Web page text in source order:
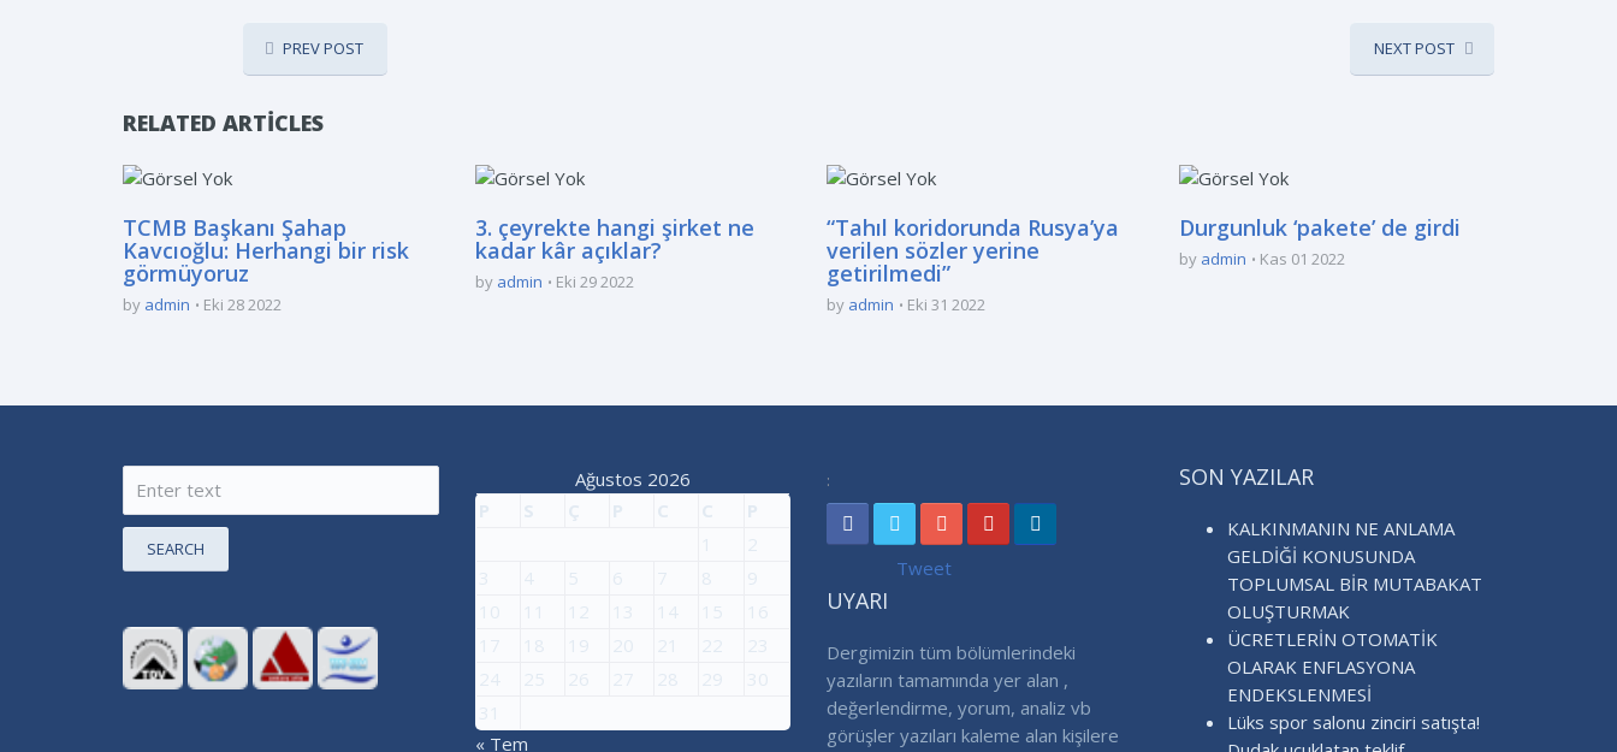
PREV POST NEXT POST
RELATED ARTICLES
TCMB Başkanı Şahap
Kavcıoğlu: Herhangi bir risk
görmüyoruz
by admin Eki 28 2022
3. çeyrekte hangi şirket ne
kadar kâr açıklar?
by admin Eki 29 2022
“Tahıl koridorunda Rusya’ya
verilen sözler yerine
getirilmedi”
by admin Eki 31 2022
Durgunluk ‘pakete’ de girdi
by admin Kas 01 2022
SEARCH
Ağustos 2026
P
S Ç P C C
P
1
2
3
4 5 6 7 8
9
10
11 12 13 14 15
16
17
18 19 20 21 22
23
24
25 26 27 28 29
30
31
« Tem
:
Tweet
UYARI
Dergimizin tüm bölümlerindeki
yazıların tamamında yer alan ,
değerlendirme, yorum, analiz vb
görüşler yazıları kaleme alan kişilere
SON YAZILAR
KALKINMANIN NE ANLAMA
GELDİĞİ KONUSUNDA
TOPLUMSAL BİR MUTABAKAT
OLUŞTURMAK
ÜCRETLERİN OTOMATİK
OLARAK ENFLASYONA
ENDEKSLENMESİ
Lüks spor salonu zinciri satışta!